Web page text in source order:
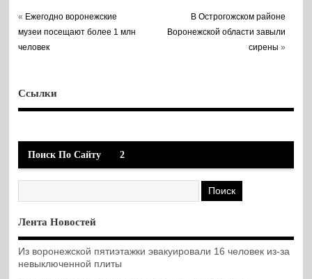
« Ежегодно воронежские
музеи посещают более 1 млн
человек
В Острогожском районе
Воронежской области завыли
сирены »
Ссылки
Поиск По Сайту 2
Лента Новостей
Из воронежской пятиэтажки эвакуировали 16 человек из-за
невыключенной плиты